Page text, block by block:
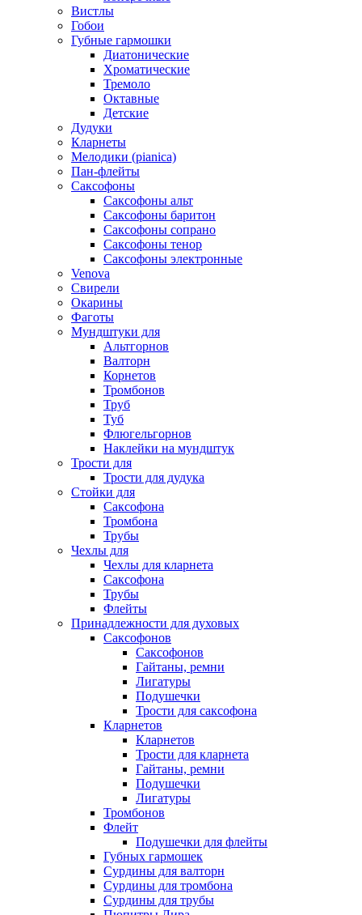
Вистлы
Гобои
Губные гармошки
Диатонические
Хроматические
Тремоло
Октавные
Детские
Дудуки
Кларнеты
Мелодики (pianica)
Пан-флейты
Саксофоны
Саксофоны альт
Саксофоны баритон
Саксофоны сопрано
Саксофоны тенор
Саксофоны электронные
Venova
Свирели
Окарины
Фаготы
Мундштуки для
Альтгорнов
Валторн
Корнетов
Тромбонов
Труб
Туб
Флюгельгорнов
Наклейки на мундштук
Трости для
Трости для дудука
Стойки для
Саксофона
Тромбона
Трубы
Чехлы для
Чехлы для кларнета
Саксофона
Трубы
Флейты
Принадлежности для духовых
Саксофонов
Саксофонов
Гайтаны, ремни
Лигатуры
Подушечки
Трости для саксофона
Кларнетов
Кларнетов
Трости для кларнета
Гайтаны, ремни
Подушечки
Лигатуры
Тромбонов
Флейт
Подушечки для флейты
Губных гармошек
Сурдины для валторн
Сурдины для тромбона
Сурдины для трубы